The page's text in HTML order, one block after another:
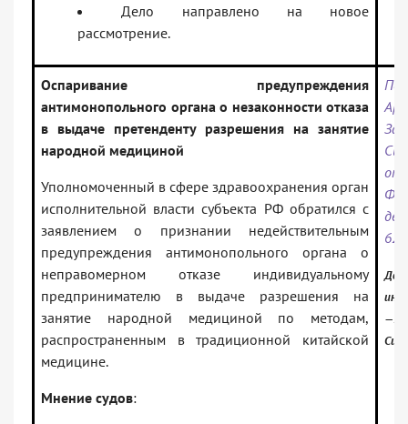
Дело направлено на новое
рассмотрение.
Оспаривание предупреждения
антимонопольного органа о незаконности отказа
в выдаче претенденту разрешения на занятие
народной медициной
Уполномоченный в сфере здравоохранения орган
исполнительной власти субъекта РФ обратился с
заявлением о признании недействительным
предупреждения антимонопольного органа о
неправомерном отказе индивидуальному
предпринимателю в выдаче разрешения на
занятие народной медициной по методам,
распространенным в традиционной китайской
медицине.
Мнение судов:
от
—